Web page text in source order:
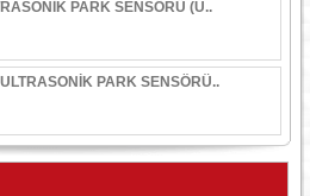
PARK SENSÖRÜ (U..
PARK SENSÖRÜ..